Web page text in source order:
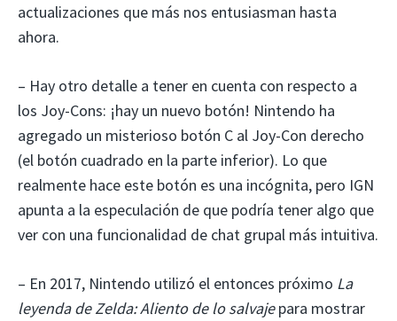
actualizaciones que más nos entusiasman hasta
ahora.
– Hay otro detalle a tener en cuenta con respecto a
los Joy-Cons: ¡hay un nuevo botón! Nintendo ha
agregado un misterioso botón C al Joy-Con derecho
(el botón cuadrado en la parte inferior). Lo que
realmente hace este botón es una incógnita, pero IGN
apunta a la especulación de que podría tener algo que
ver con una funcionalidad de chat grupal más intuitiva.
– En 2017, Nintendo utilizó el entonces próximo La
leyenda de Zelda: Aliento de lo salvajepara mostrar